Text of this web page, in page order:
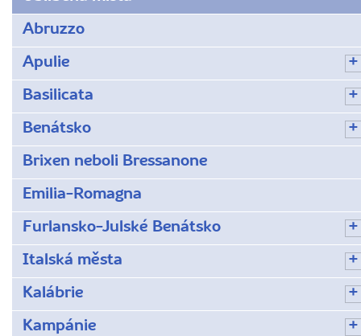
Abruzzo
Apulie
Basilicata
Benátsko
Brixen neboli Bressanone
Emilia-Romagna
Furlansko-Julské Benátsko
Italská města
Kalábrie
Kampánie